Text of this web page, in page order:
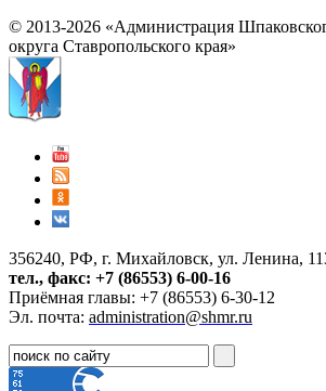
© 2013-2026 «Администрация
округа Ставропольского края»
356240, РФ, г. Михайловск, ул. Ленина,
тел., факс: +7 (86553) 6-00-16
Приёмная главы: +7 (86553) 6-30-12
Эл. почта: administration@shmr.ru